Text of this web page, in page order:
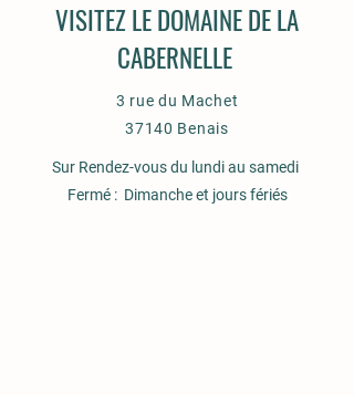
VISITEZ LE DOMAINE DE LA
CABERNELLE
3 rue du Machet
37140 Benais
Sur Rendez-vous du lundi au samedi
Fermé : Dimanche et jours fériés